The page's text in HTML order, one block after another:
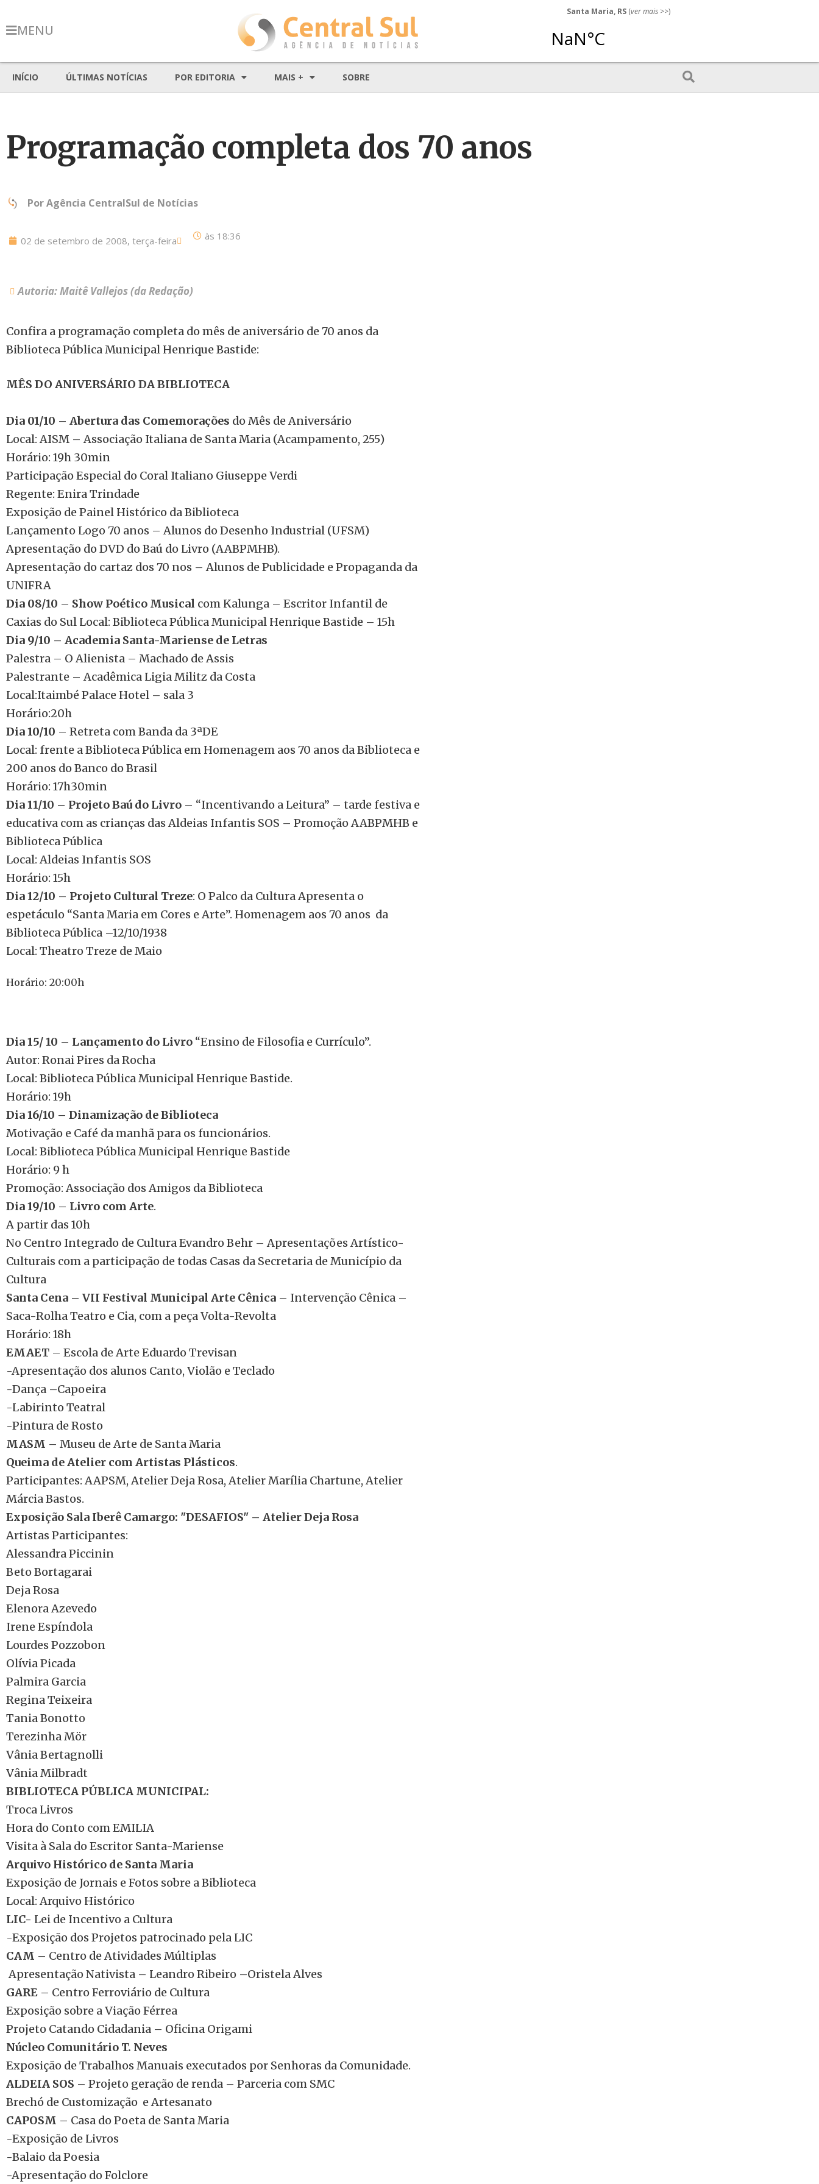
MENU
Santa Maria, RS (ver mais >>)
INÍCIO ÚLTIMAS NOTÍCIAS POR EDITORIA MAIS + SOBRE
Programação completa dos 70 anos
PorAgência CentralSul de Notícias
02 de setembro de 2008, terça-feira às 18:36
Autoria: Maitê Vallejos (da Redação)
Confira a programação completa do mês de aniversário de 70 anos da
Biblioteca Pública Municipal Henrique Bastide:
MÊS DO ANIVERSÁRIO DA BIBLIOTECA
Dia 01/10 – Abertura das Comemorações do Mês de Aniversário
Local: AISM – Associação Italiana de Santa Maria (Acampamento, 255)
Horário: 19h 30min
Participação Especial do Coral Italiano Giuseppe Verdi
Regente: Enira Trindade
Exposição de Painel Histórico da Biblioteca
Lançamento Logo 70 anos – Alunos do Desenho Industrial (UFSM)
Apresentação do DVD do Baú do Livro (AABPMHB).
Apresentação do cartaz dos 70 nos – Alunos de Publicidade e Propaganda da
UNIFRA
Dia 08/10 – Show Poético Musical com Kalunga – Escritor Infantil de
Caxias do Sul Local: Biblioteca Pública Municipal Henrique Bastide – 15h
Dia 9/10 – Academia Santa-Mariense de Letras
Palestra – O Alienista – Machado de Assis
Palestrante – Acadêmica Ligia Militz da Costa
Local:Itaimbé Palace Hotel – sala 3
Horário:20h
Dia 10/10 – Retreta com Banda da 3ªDE
Local: frente a Biblioteca Pública em Homenagem aos 70 anos da Biblioteca e
200 anos do Banco do Brasil
Horário: 17h30min
Dia 11/10 – Projeto Baú do Livro – “Incentivando a Leitura” – tarde festiva e
educativa com as crianças das Aldeias Infantis SOS – Promoção AABPMHB e
Biblioteca Pública
Local: Aldeias Infantis SOS
Horário: 15h
Dia 12/10 – Projeto Cultural Treze: O Palco da Cultura Apresenta o
espetáculo “Santa Maria em Cores e Arte”. Homenagem aos 70 anos da
Biblioteca Pública –12/10/1938
Local: Theatro Treze de Maio
Horário: 20:00h
Dia 15/ 10 – Lançamento do Livro “Ensino de Filosofia e Currículo”.
Autor: Ronai Pires da Rocha
Local: Biblioteca Pública Municipal Henrique Bastide.
Horário: 19h
Dia 16/10 – Dinamização de Biblioteca
Motivação e Café da manhã para os funcionários.
Local: Biblioteca Pública Municipal Henrique Bastide
Horário: 9 h
Promoção: Associação dos Amigos da Biblioteca
Dia 19/10 – Livro com Arte.
A partir das 10h
No Centro Integrado de Cultura Evandro Behr – Apresentações Artístico-
Culturais com a participação de todas Casas da Secretaria de Município da
Cultura
Santa Cena – VII Festival Municipal Arte Cênica – Intervenção Cênica –
Saca-Rolha Teatro e Cia, com a peça Volta-Revolta
Horário: 18h
EMAET – Escola de Arte Eduardo Trevisan
-Apresentação dos alunos Canto, Violão e Teclado
-Dança –Capoeira
-Labirinto Teatral
-Pintura de Rosto
MASM – Museu de Arte de Santa Maria
Queima de Atelier com Artistas Plásticos.
Participantes: AAPSM, Atelier Deja Rosa, Atelier Marília Chartune, Atelier
Márcia Bastos.
Exposição Sala Iberê Camargo: "DESAFIOS" – Atelier Deja Rosa
Artistas Participantes:
Alessandra Piccinin
Beto Bortagarai
Deja Rosa
Elenora Azevedo
Irene Espíndola
Lourdes Pozzobon
Olívia Picada
Palmira Garcia
Regina Teixeira
Tania Bonotto
Terezinha Mör
Vânia Bertagnolli
Vânia Milbradt
BIBLIOTECA PÚBLICA MUNICIPAL:
Troca Livros
Hora do Conto com EMILIA
Visita à Sala do Escritor Santa-Mariense
Arquivo Histórico de Santa Maria
Exposição de Jornais e Fotos sobre a Biblioteca
Local: Arquivo Histórico
LIC- Lei de Incentivo a Cultura
-Exposição dos Projetos patrocinado pela LIC
CAM – Centro de Atividades Múltiplas
Apresentação Nativista – Leandro Ribeiro –Oristela Alves
GARE – Centro Ferroviário de Cultura
Exposição sobre a Viação Férrea
Projeto Catando Cidadania – Oficina Origami
Núcleo Comunitário T. Neves
Exposição de Trabalhos Manuais executados por Senhoras da Comunidade.
ALDEIA SOS – Projeto geração de renda – Parceria com SMC
Brechó de Customização e Artesanato
CAPOSM – Casa do Poeta de Santa Maria
-Exposição de Livros
-Balaio da Poesia
-Apresentação do Folclore